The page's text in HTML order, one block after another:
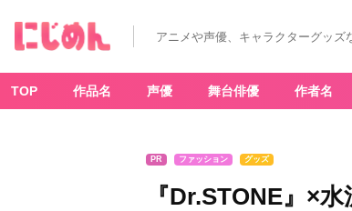
アニメや声優、キャラクターグッズ
TOP 作品名 声優 舞台俳優 作者名
PR ファッション グッズ
『Dr.STONE』×